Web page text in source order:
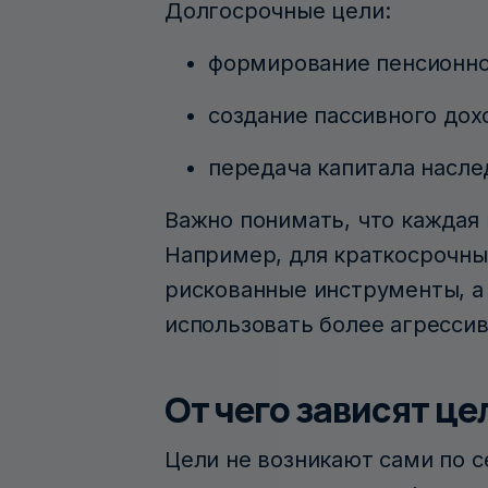
Долгосрочные цели:
формирование
создание пассивного
передача капитала
Важно понимать, что каждая
Например, для
рискованные инструменты,
использовать более
От чего зависят
Цели не возникают сами по